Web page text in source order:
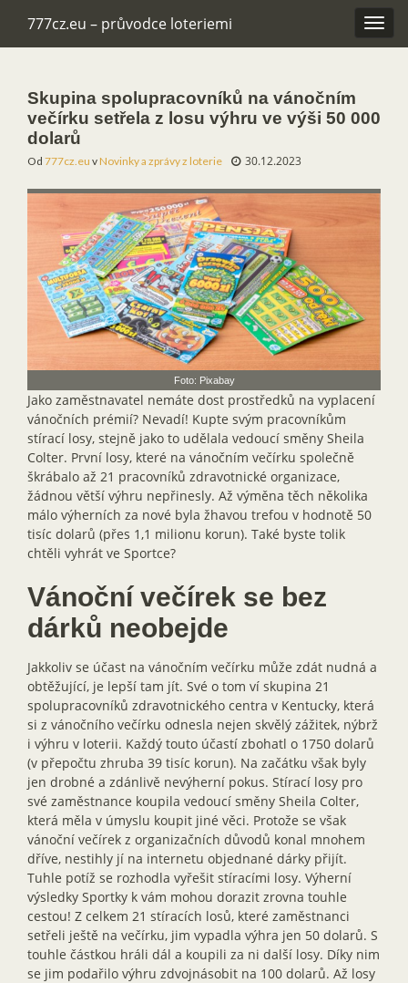
777cz.eu – průvodce loteriemi
Skupina spolupracovníků na vánočním
večírku setřela z losu výhru ve výši 50 000
dolarů
Od 777cz.eu vNovinky a zprávy z loterie 30.12.2023
Foto: Pixabay
Jako zaměstnavatel nemáte dost prostředků na vyplacení
vánočních prémií? Nevadí! Kupte svým pracovníkům
stírací losy, stejně jako to udělala vedoucí směny Sheila
Colter. První losy, které na vánočním večírku společně
škrábalo až 21 pracovníků zdravotnické organizace,
žádnou větší výhru nepřinesly. Až výměna těch několika
málo výherních za nové byla žhavou trefou v hodnotě 50
tisíc dolarů (přes 1,1 milionu korun). Také byste tolik
chtěli vyhrát ve Sportce?
Vánoční večírek se bez
dárků neobejde
Jakkoliv se účast na vánočním večírku může zdát nudná a
obtěžující, je lepší tam jít. Své o tom ví skupina 21
spolupracovníků zdravotnického centra v Kentucky, která
si z vánočního večírku odnesla nejen skvělý zážitek, nýbrž
i výhru v loterii. Každý touto účastí zbohatl o 1750 dolarů
(v přepočtu zhruba 39 tisíc korun). Na začátku však byly
jen drobné a zdánlivě nevýherní pokus. Stírací losy pro
své zaměstnance koupila vedoucí směny Sheila Colter,
která měla v úmyslu koupit jiné věci. Protože se však
vánoční večírek z organizačních důvodů konal mnohem
dříve, nestihly jí na internetu objednané dárky přijít.
Tuhle potíž se rozhodla vyřešit stíracími losy. Výherní
výsledky Sportky k vám mohou dorazit zrovna touhle
cestou! Z celkem 21 stíracích losů, které zaměstnanci
setřeli ještě na večírku, jim vypadla výhra jen 50 dolarů. S
touhle částkou hráli dál a koupili za ni další losy. Díky nim
se jim podařilo výhru zdvojnásobit na 100 dolarů. Až losy